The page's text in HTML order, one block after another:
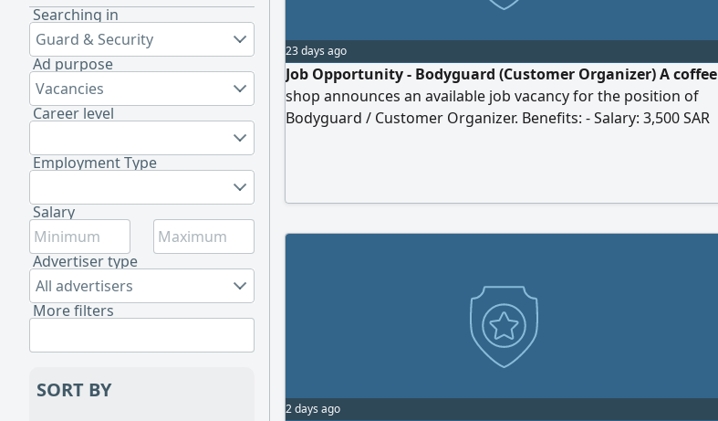
Searching in
Guard & Security
Ad purpose
Vacancies
Career level
Employment Type
Salary
Advertiser type
All advertisers
More filters
SORT BY
23 days ago
Job Opportunity - Bodyguard (Customer Organizer) A coffee
shop announces an available job vacancy for the position of
Bodyguard / Customer Organizer. Benefits: - Salary: 3,500 SAR
courteous manner. - Collaborating with the team to ensure a
2 days ago